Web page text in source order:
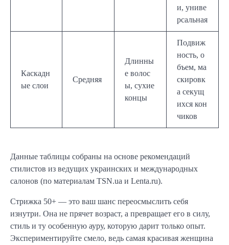
и, униве
рсальная
Каскадн
ые слои
Средняя
Длинны
е волос
ы, сухие
концы
Подвиж
ность, о
бъем, ма
скировк
а секущ
ихся кон
чиков
Данные таблицы собраны на основе рекомендаций
стилистов из ведущих украинских и международных
салонов (по материалам TSN.ua и Lenta.ru).
Стрижка 50+ — это ваш шанс переосмыслить себя
изнутри. Она не прячет возраст, а превращает его в силу,
стиль и ту особенную ауру, которую дарит только опыт.
Экспериментируйте смело, ведь самая красивая женщина